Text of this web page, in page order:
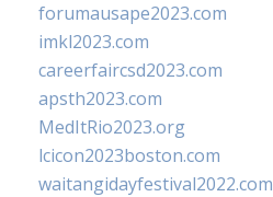
forumausape2023.com
imkl2023.com
careerfaircsd2023.com
apsth2023.com
MedItRio2023.org
lcicon2023boston.com
waitangidayfestival2022.com